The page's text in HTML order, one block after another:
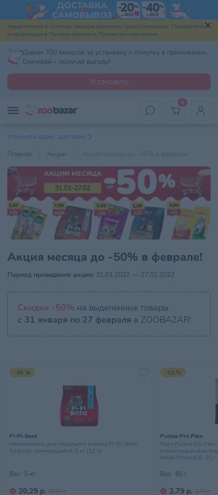
Уведомления о статусах заказов временно приостановлены. Проверяйте
информацию в Личном кабинете. Приносим извинения.
Дарим 700 бонусов за установку и покупку в приложении.
Скачивай – получай выгоду!
Установить
0
Уточнить адрес доставки
Главная
Акции
Акция месяца до -50% в феврале!
Период проведения акции: 31.01.2022 — 27.02.2022
Скидки -50% на выделенные товары
с 31 января по 27 февраля в ZOOBAZAR!
-30 %
Pi-Pi-Bent
Наполнитель для кошачьего туалета Pi-Pi-Bent,
Классик, комкующийся, 5 кг (12 л)
Вес: 5 кг
20,29 р. 28,99 р.
-13 %
Purina Pro Plan
Пауч Purina Pro
стерилизации/
MAINTENANCE, 85 г
Вес: 85 г
2,79 р. 3,19 р.